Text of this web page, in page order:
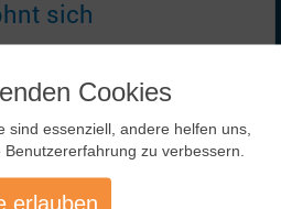
sich
Cookies
sind essenziell, andere helfen uns,
zu verbessern.
erlauben